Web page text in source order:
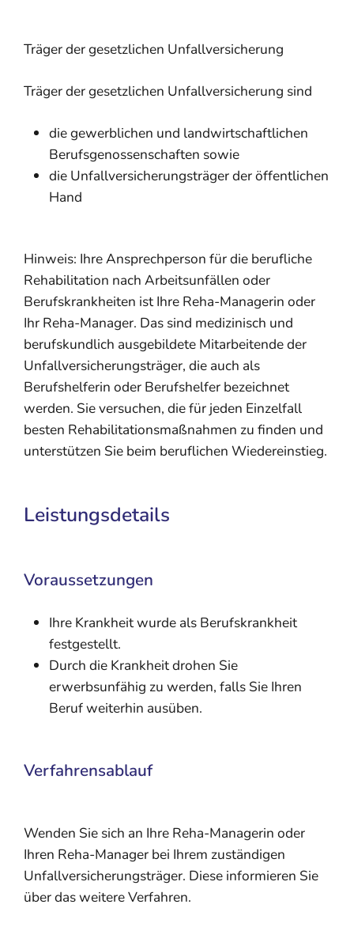
Träger der gesetzlichen Unfallversicherung
Träger der gesetzlichen Unfallversicherung sind
die gewerblichen und landwirtschaftlichen
Berufsgenossenschaften sowie
die Unfallversicherungsträger der öffentlichen
Hand
Hinweis: Ihre Ansprechperson für die berufliche
Rehabilitation nach Arbeitsunfällen oder
Berufskrankheiten ist Ihre Reha-Managerin oder
Ihr Reha-Manager. Das sind medizinisch und
berufskundlich ausgebildete Mitarbeitende der
Unfallversicherungsträger, die auch als
Berufshelferin oder Berufshelfer bezeichnet
werden. Sie versuchen, die für jeden Einzelfall
besten Rehabilitationsmaßnahmen zu finden und
unterstützen Sie beim beruflichen Wiedereinstieg.
Leistungsdetails
Voraussetzungen
Ihre Krankheit wurde als Berufskrankheit
festgestellt.
Durch die Krankheit drohen Sie
erwerbsunfähig zu werden, falls Sie Ihren
Beruf weiterhin ausüben.
Verfahrensablauf
Wenden Sie sich an Ihre Reha-Managerin oder
Ihren Reha-Manager bei Ihrem zuständigen
Unfallversicherungsträger. Diese informieren Sie
über das weitere Verfahren.